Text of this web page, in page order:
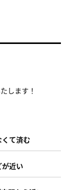
します！
て済む
近い